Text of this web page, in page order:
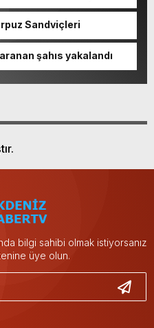
Sandviçleri
şahıs yakalandı
bilgi sahibi olmak istiyorsanız
üye olun.